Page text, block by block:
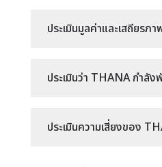
ประเมินมูลค่าและเสถียร
ประเมินว่า THANA กำลั
ประเมินความเสี่ยงของ